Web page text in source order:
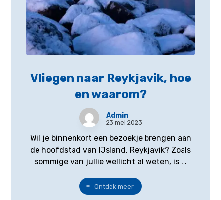
Vliegen naar Reykjavik, hoe
en waarom?
Admin
23 mei 2023
Wil je binnenkort een bezoekje brengen aan
de hoofdstad van IJsland, Reykjavik? Zoals
sommige van jullie wellicht al weten, is ...
Ontdek meer